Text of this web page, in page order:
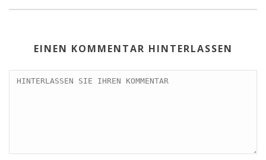
EINEN KOMMENTAR HINTERLASSEN